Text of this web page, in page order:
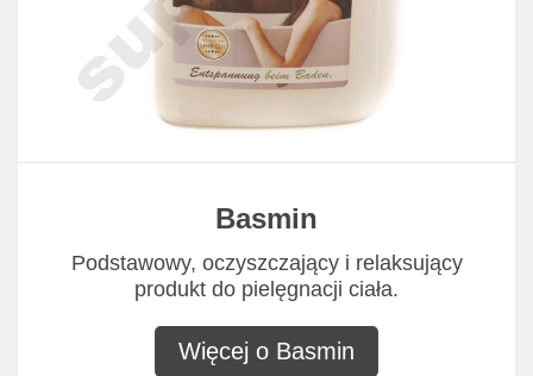
Basmin
Podstawowy, oczyszczający i relaksujący
produkt do pielęgnacji ciała.
Więcej o Basmin